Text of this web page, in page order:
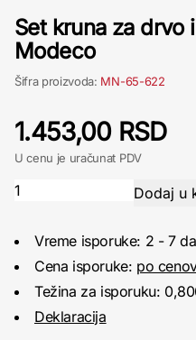
Set kruna za drvo
Modeco
Šifra proizvoda: MN-65-622
1.453,00 RSD
U cenu je uračunat PDV
Vreme isporuke: 2 - 7
Cena isporuke: po
Težina za isporuku:
Deklaracija